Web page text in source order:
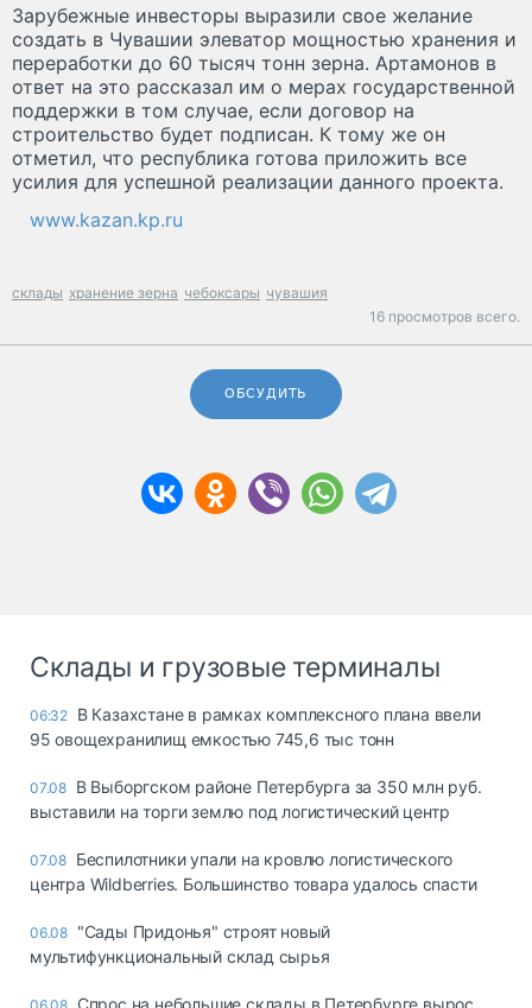
Зарубежные инвесторы выразили свое желание
создать в Чувашии элеватор мощностью хранения и
переработки до 60 тысяч тонн зерна. Артамонов в
ответ на это рассказал им о мерах государственной
поддержки в том случае, если договор на
строительство будет подписан. К тому же он
отметил, что республика готова приложить все
усилия для успешной реализации данного проекта.
www.kazan.kp.ru
склады хранение зерна чебоксары чувашия
16 просмотров всего.
ОБСУДИТЬ
Склады и грузовые терминалы
06:32 В Казахстане в рамках комплексного плана ввели
95 овощехранилищ емкостью 745,6 тыс тонн
07.08 В Выборгском районе Петербурга за 350 млн руб.
выставили на торги землю под логистический центр
07.08 Беспилотники упали на кровлю логистического
центра Wildberries. Большинство товара удалось спасти
06.08 "Сады Придонья" строят новый
мультифункциональный склад сырья
Спрос на небольшие склады в Петербурге вырос